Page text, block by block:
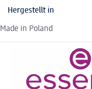
Hergestellt in
Made in Poland